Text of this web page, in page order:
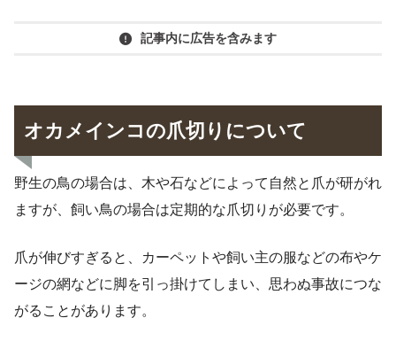
記事内に広告を含みます
オカメインコの爪切りについて
野生の鳥の場合は、木や石などによって自然と爪が研がれ
ますが、飼い鳥の場合は定期的な爪切りが必要です。
爪が伸びすぎると、カーペットや飼い主の服などの布やケ
ージの網などに脚を引っ掛けてしまい、思わぬ事故につな
がることがあります。